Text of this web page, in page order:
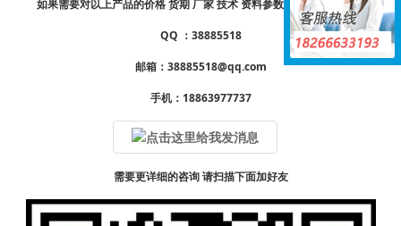
如果需要对以上产品的价格 货期 厂家 技术 资料参数样册 详情请咨询
QQ ：38885518
邮箱：38885518@qq.com
手机：18863977737
需要更详细的咨询 请扫描下面加好友